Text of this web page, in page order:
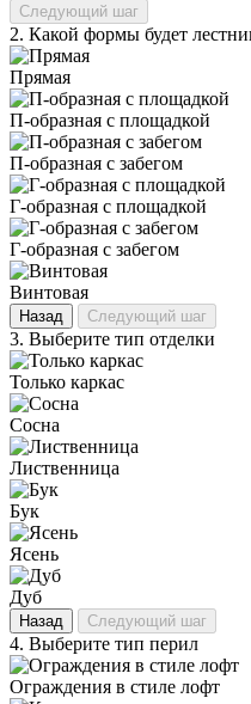
Следующий шаг
2. Какой формы будет
Прямая
П‑образная с площадкой
П‑образная с забегом
Г‑образная с площадкой
Г‑образная с забегом
Винтовая
Назад Следующий шаг
3. Выберите тип отделки
Только каркас
Сосна
Лиственница
Бук
Ясень
Дуб
Назад Следующий шаг
4. Выберите тип перил
Ограждения в стиле лофт